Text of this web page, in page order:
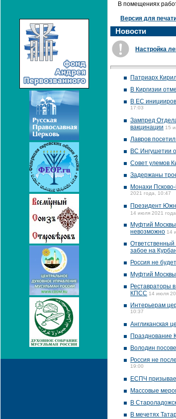
В помещениях
Версия для
Новости
Настройка
Патриарх
В Киргизии
В ЕС
17:03
Зампред
вакцинации 15
Лавров
ВС Ингушетии
Совет улемов
Задержаны
Монахи
2021 года, 10:47
Президент
14 июля 2021
Муфтий Москвы
невозможно 14
Ответственный
забое на
Россия не
Муфтий Москвы
Реставраторы
КПСС 14 июля
Интерьерам
10:37
Англиканская
Празднование
Володин
Россия не
19:00
ЕСПЧ
Массовые
В
В мечетях